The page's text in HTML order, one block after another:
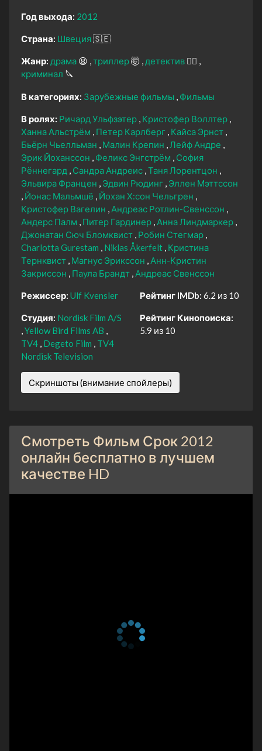
Год выхода: 2012
Страна: Швеция🇸🇪
Жанр: драма 😫 триллер🤯 детектив 🕵️‍♂️
криминал 🔪
В категориях: Зарубежные фильмы Фильмы
В ролях: Ричард Ульфзэтер Кристофер Воллтер
Ханна Альстрём
Петер Карлберг Кайса Эрнст
Бьёрн Чьелльман
Малин Крепин
Лейф Андре
Эрик Йоханссон
Феликс Энгстрём
София
Рённегард
Сандра Андреис Таня Лорентцон
Эльвира Францен
Эдвин Рюдинг Эллен Мэттссон
Йонас Мальмшё
Йохан Х:сон Чельгрен
Кристофер Вагелин
Андреас Ротлин-Свенссон
Андерс Палм
Питер Гардинер Анна Линдмаркер
Джонатан Сюч Бломквист Робин Стегмар
Charlotta Gurestam
Niklas Åkerfelt Кристина
Тернквист Магнус Эрикссон
Анн-Кристин
Закриссон
Паула Брандт Андреас Свенссон
Режиссер: Ulf Kvensler
Студия: Nordisk Film A/S
Yellow Bird Films AB
TV4 Degeto Film
TV4
Nordisk Television
Рейтинг IMDb: 6.2 из 10
Рейтинг Кинопоиска:
5.9 из 10
Скриншоты (внимание спойлеры)
Смотреть Фильм Срок 2012
онлайн бесплатно в лучшем
качестве HD